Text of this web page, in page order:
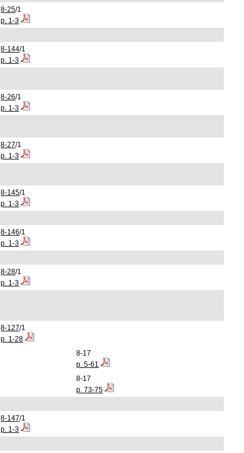
8-25/1
p. 1-3
8-144/1
p. 1-3
8-26/1
p. 1-3
8-27/1
p. 1-3
8-145/1
p. 1-3
8-146/1
p. 1-3
8-28/1
p. 1-3
8-127/1
p. 1-28
8-17
p. 5-61
8-17
p. 73-75
8-147/1
p. 1-3